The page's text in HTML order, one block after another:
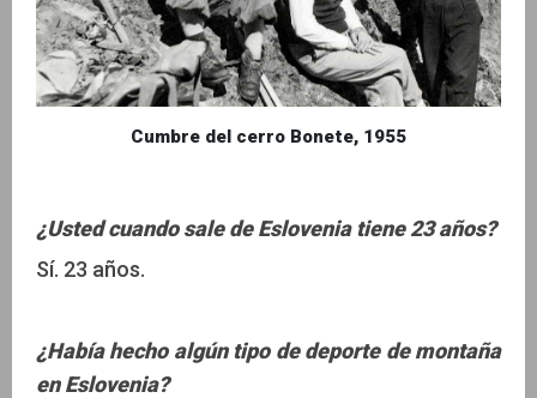
Cumbre del cerro Bonete, 1955
¿Usted cuando sale de Eslovenia tiene 23 años?
Sí. 23 años.
¿Había hecho algún tipo de deporte de montaña
en Eslovenia?